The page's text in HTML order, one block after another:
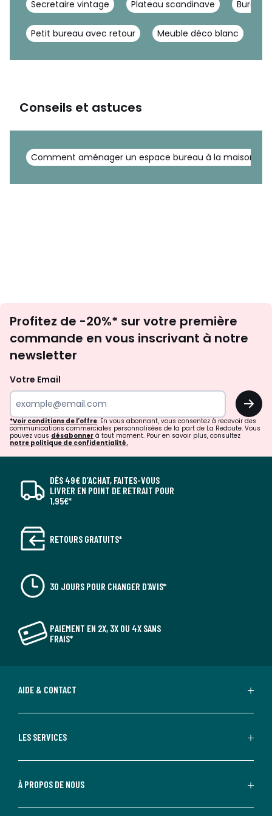
Secretaire vintage Plateau scandinave Bureau
Petit bureau avec retour Meuble déco blanc
Conseils et astuces
Comment aménager un espace bureau à la maison ?
newsletter
Profitez de -20%* sur votre première
commande en vous inscrivant à notre
newsletter
Votre Email
OK
*Voir conditions de l'offre. En vous abonnant, vous consentez à recevoir des
communications commerciales personnalisées de la part de La Redoute. Vous
pouvez vous désabonner à tout moment. Pour en savoir plus, consultez
notre politique de confidentialité.
DÈS 49€ D’ACHAT, FAITES-VOUS
LIVRER EN POINT DE RETRAIT POUR
1,95€*
RETOURS GRATUITS*
30 JOURS POUR CHANGER D'AVIS*
PAIEMENT EN 2X, 3X OU 4X SANS
FRAIS*
AIDE & CONTACT
LES SERVICES
À PROPOS DE NOUS